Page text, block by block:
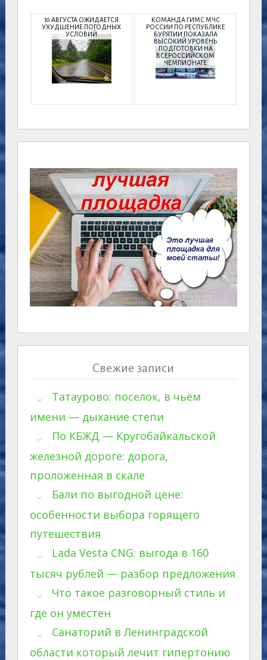
10 АВГУСТА ОЖИДАЕТСЯ
УХУДШЕНИЕ ПОГОДНЫХ
УСЛОВИЙ
КОМАНДА ГИМС МЧС
РОССИИ ПО РЕСПУБЛИКЕ
БУРЯТИИ ПОКАЗАЛА
ВЫСОКИЙ УРОВЕНЬ
ПОДГОТОВКИ НА
ВСЕРОССИЙСКОМ
ЧЕМПИОНАТЕ
Свежие записи
Татаурово: поселок, в чьём
имени — дыхание степи
По КБЖД — Кругобайкальской
железной дороге: дорога,
проложенная в скале
Бали по выгодной цене:
особенности выбора горящего
путешествия
Lada Vesta CNG: выгода в 160
тысяч рублей — разбор предложения
Что такое разговорный стиль и
где он уместен
Санаторий в Ленинградской
области который лечит гипертонию